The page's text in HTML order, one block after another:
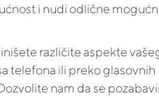
i nudi odlične
različite aspekte
telefona ili preko glasovnih
nam da se